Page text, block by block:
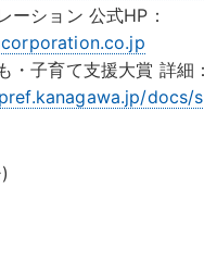
ーション 公式HP：
・子育て支援大賞 詳細：
docs/